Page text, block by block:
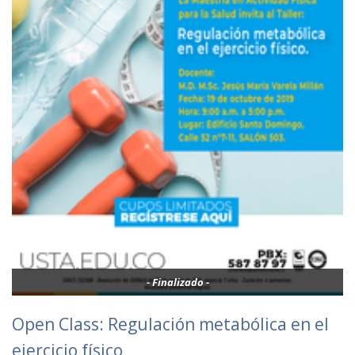
- Finalizado -
Open Class: Regulación metabólica en el
ejercicio físico